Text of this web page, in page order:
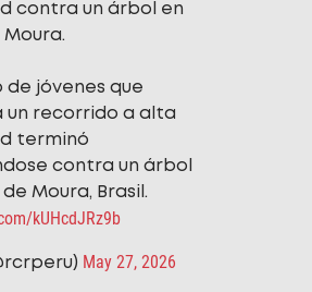
contra un árbol en
Moura.
de jóvenes que
un recorrido a alta
terminó
contra un árbol
Moura, Brasil.
kUHcdJRz9b
May 27, 2026